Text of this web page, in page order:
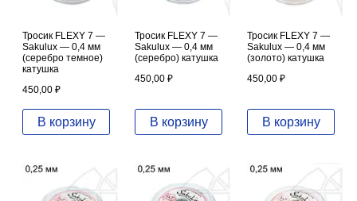
Тросик FLEXY 7 —
Sakulux — 0,4 мм
(серебро темное)
катушка
450,00 ₽
В корзину
Тросик FLEXY 7 —
Sakulux — 0,4 мм
(серебро) катушка
450,00 ₽
В корзину
Тросик FLEXY 7 —
Sakulux — 0,4 мм
(золото) катушка
450,00 ₽
В корзину